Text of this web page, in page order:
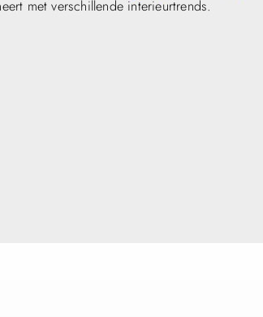
met verschillende interieurtrends.